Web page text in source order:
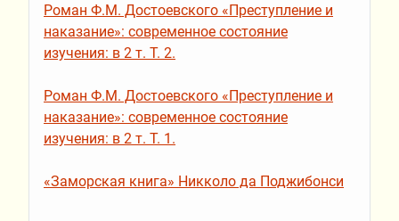
Роман Ф.М. Достоевского «Преступление и
наказание»: современное состояние
изучения: в 2 т. Т. 2.
Роман Ф.М. Достоевского «Преступление и
наказание»: современное состояние
изучения: в 2 т. Т. 1.
«Заморская книга» Никколо да Поджибонси